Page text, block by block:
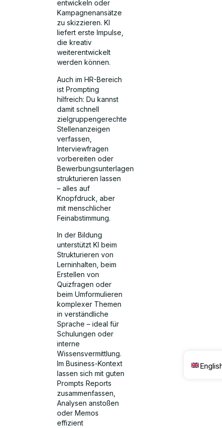
entwickeln oder
Kampagnenansätze
zu skizzieren. KI
liefert erste Impulse,
die kreativ
weiterentwickelt
werden können.
Auch im HR-Bereich
ist Prompting
hilfreich: Du kannst
damit schnell
zielgruppengerechte
Stellenanzeigen
verfassen,
Interviewfragen
vorbereiten oder
Bewerbungsunterlagen
strukturieren lassen
– alles auf
Knopfdruck, aber
mit menschlicher
Feinabstimmung.
In der Bildung
unterstützt KI beim
Strukturieren von
Lerninhalten, beim
Erstellen von
Quizfragen oder
beim Umformulieren
komplexer Themen
in verständliche
Sprache – ideal für
Schulungen oder
interne
Wissensvermittlung.
Im Business-Kontext
lassen sich mit guten
Prompts Reports
zusammenfassen,
Analysen anstoßen
oder Memos
effizient